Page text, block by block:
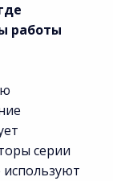
работы
серии